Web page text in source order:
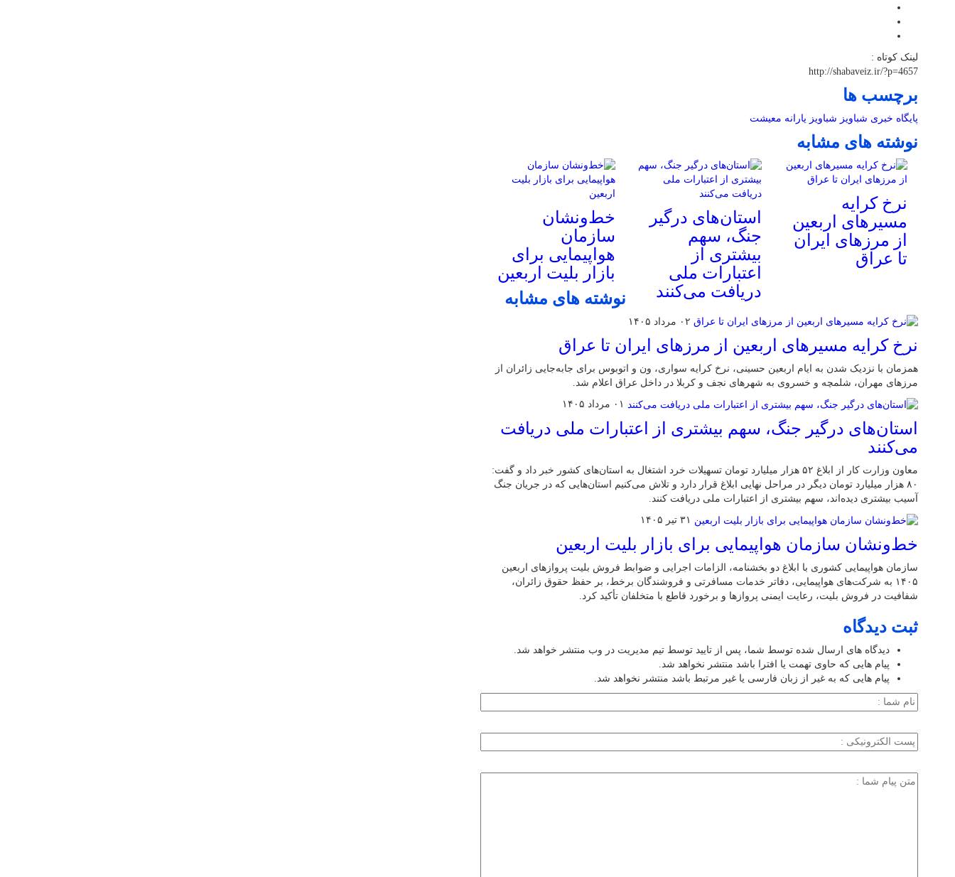
لینک کوتاه :
http://shabaveiz.ir/?p=4657
برچسب ها
پایگاه خبری شباویز شباویز یارانه معیشت
نوشته های مشابه
نرخ کرایه
مسیرهای اربعین
از مرزهای ایران
تا عراق
استان‌های درگیر
جنگ، سهم
بیشتری از
اعتبارات ملی
دریافت می‌کنند
خط‌ونشان
سازمان
هواپیمایی برای
بازار بلیت اربعین
نوشته های مشابه
۰۲ مرداد ۱۴۰۵
نرخ کرایه مسیرهای اربعین از مرزهای ایران تا عراق
همزمان با نزدیک شدن به ایام اربعین حسینی، نرخ کرایه سواری، ون و اتوبوس برای جابه‌جایی زائران از
مرزهای مهران، شلمچه و خسروی به شهرهای نجف و کربلا در داخل عراق اعلام شد.
۰۱ مرداد ۱۴۰۵
استان‌های درگیر جنگ، سهم بیشتری از اعتبارات ملی دریافت
می‌کنند
معاون وزارت کار از ابلاغ ۵۲ هزار میلیارد تومان تسهیلات خرد اشتغال به استان‌های کشور خبر داد و گفت:
۸۰ هزار میلیارد تومان دیگر در مراحل نهایی ابلاغ قرار دارد و تلاش می‌کنیم استان‌هایی که در جریان جنگ
آسیب بیشتری دیده‌اند، سهم بیشتری از اعتبارات ملی دریافت کنند.
۳۱ تیر ۱۴۰۵
خط‌ونشان سازمان هواپیمایی برای بازار بلیت اربعین
سازمان هواپیمایی کشوری با ابلاغ دو بخشنامه، الزامات اجرایی و ضوابط فروش بلیت پروازهای اربعین
۱۴۰۵ به شرکت‌های هواپیمایی، دفاتر خدمات مسافرتی و فروشندگان برخط، بر حفظ حقوق زائران،
شفافیت در فروش بلیت، رعایت ایمنی پروازها و برخورد قاطع با متخلفان تأکید کرد.
ثبت دیدگاه
دیدگاه های ارسال شده توسط شما، پس از تایید توسط تیم مدیریت در وب منتشر خواهد شد.
پیام هایی که حاوی تهمت یا افترا باشد منتشر نخواهد شد.
پیام هایی که به غیر از زبان فارسی یا غیر مرتبط باشد منتشر نخواهد شد.